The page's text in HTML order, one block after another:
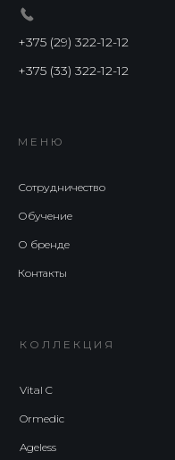
КОЛЛЕКЦИЯ
Ageless
Vital C
Ormedic
МЕНЮ
Сотрудничество
Обучение
О бренде
Контакты
+375 (29) 322-12-12
+375 (33) 322-12-12